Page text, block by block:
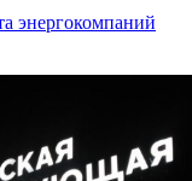
энергокомпаний